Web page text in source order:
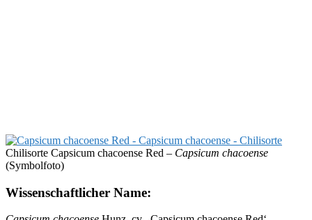
Chilisorte Capsicum chacoense Red – Capsicum chacoense
(Symbolfoto)
Wissenschaftlicher Name: